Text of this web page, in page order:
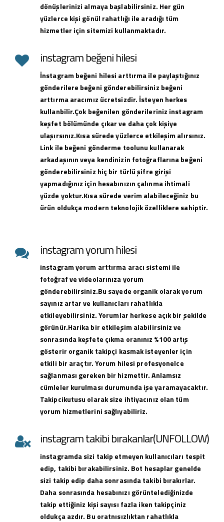
dönüşlerinizi almaya başlabilirsiniz. Her gün
yüzlerce kişi gönül rahatlığı ile aradığı tüm
hizmetler için sitemizi kullanmaktadır.
instagram beğeni hilesi
İnstagram beğeni hilesi arttırma ile paylaştığınız
gönderilere beğeni gönderebilirsiniz beğeni
arttırma aracımız ücretsizdir. İsteyen herkes
kullanbilir.Çok beğenilen gönderileriniz instagram
keşfet bölümünde çıkar ve daha çok kişiye
ulaşırsınız.Kısa sürede yüzlerce etkileşim alırsınız.
Link ile beğeni gönderme toolunu kullanarak
arkadaşının veya kendinizin fotoğraflarına beğeni
gönderebilirsiniz hiç bir türlü şifre girişi
yapmadığınız için hesabınızın çalınma ihtimali
yüzde yoktur.Kısa sürede verim alabileceğiniz bu
ürün oldukça modern teknolojik özelliklere sahiptir.
instagram yorum hilesi
instagram yorum arttırma aracı sistemi ile
fotoğraf ve videolarınıza yorum
gönderebilirsiniz.Bu sayede organik olarak yorum
sayınız artar ve kullanıcları rahatlıkla
etkileyebilirsiniz. Yorumlar herkese açık bir şekilde
görünür.Harika bir etkileşim alabilirsiniz ve
sonrasında keşfete çıkma oranınız %100 artış
gösterir organik takipçi kasmak isteyenler için
etkili bir araçtır. Yorum hilesi profesyonelce
sağlanması gereken bir hizmettir. Anlamsız
cümleler kurulması durumunda işe yaramayacaktır.
Takipcikutusu olarak size ihtiyacınız olan tüm
yorum hizmetlerini sağlıyabiliriz.
instagram takibi bırakanlar(UNFOLLOW)
instagramda sizi takip etmeyen kullanıcıları tespit
edip, takibi bırakabilirsiniz. Bot hesaplar genelde
sizi takip edip daha sonrasında takibi bırakırlar.
Daha sonrasında hesabınızı görüntelediğinizde
takip ettiğiniz kişi sayısı fazla iken takipçiniz
oldukça azdır. Bu oratnısızlıktan rahatlıkla